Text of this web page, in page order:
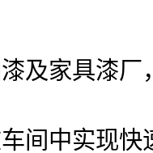
及家具漆
间中实现快